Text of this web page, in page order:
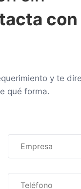
con
y te
qué forma.